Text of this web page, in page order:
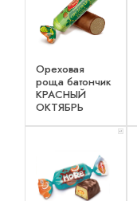
Ореховая
роща батончик
КРАСНЫЙ
ОКТЯБРЬ
x 1